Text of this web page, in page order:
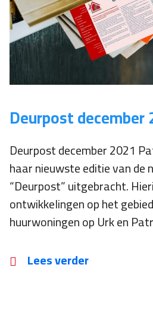
Deurpost december
Deurpost december 2021
haar nieuwste editie van de
“Deurpost” uitgebracht.
ontwikkelingen op het
huurwoningen op Urk en
Lees verder